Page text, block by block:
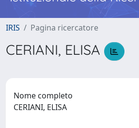
IRIS Pagina ricercatore
CERIANI, ELISA
Nome completo
CERIANI, ELISA